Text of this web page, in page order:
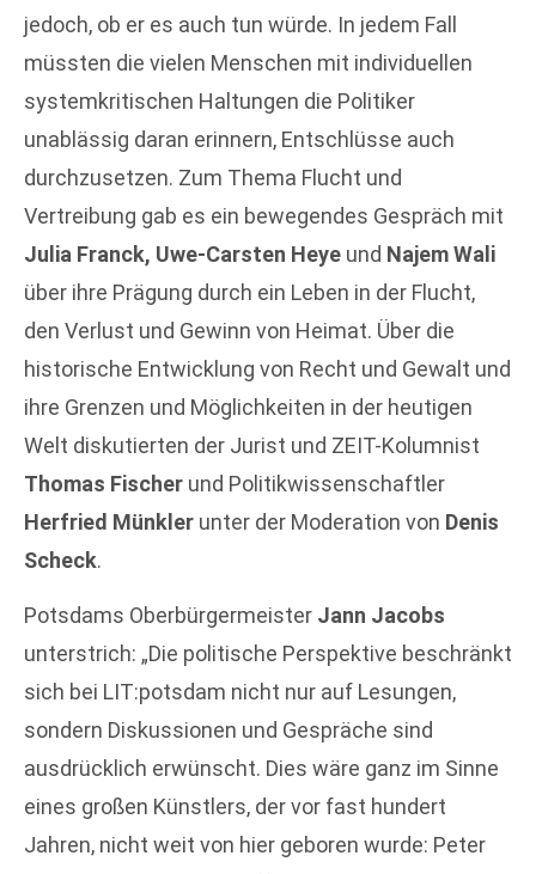
jedoch, ob er es auch tun würde. In jedem Fall
müssten die vielen Menschen mit individuellen
systemkritischen Haltungen die Politiker
unablässig daran erinnern, Entschlüsse auch
durchzusetzen. Zum Thema Flucht und
Vertreibung gab es ein bewegendes Gespräch mit
Julia Franck, Uwe-Carsten Heye und Najem Wali
über ihre Prägung durch ein Leben in der Flucht,
den Verlust und Gewinn von Heimat. Über die
historische Entwicklung von Recht und Gewalt und
ihre Grenzen und Möglichkeiten in der heutigen
Welt diskutierten der Jurist und ZEIT-Kolumnist
Thomas Fischer und Politikwissenschaftler
Herfried Münkler unter der Moderation von Denis
Scheck.
Potsdams Oberbürgermeister Jann Jacobs
unterstrich: „Die politische Perspektive beschränkt
sich bei LIT:potsdam nicht nur auf Lesungen,
sondern Diskussionen und Gespräche sind
ausdrücklich erwünscht. Dies wäre ganz im Sinne
eines großen Künstlers, der vor fast hundert
Jahren, nicht weit von hier geboren wurde: Peter